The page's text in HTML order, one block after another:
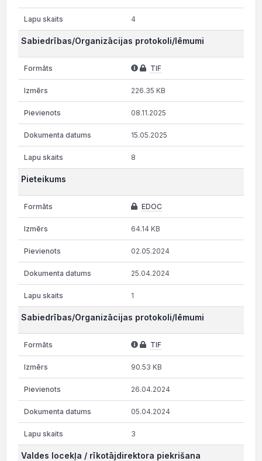
4
Sabiedrības/Organizācijas protokoli/lēmumi
TIF
226.35 KB
08.11.2025
15.05.2025
8
Pieteikums
EDOC
64.14 KB
02.05.2024
25.04.2024
1
Sabiedrības/Organizācijas protokoli/lēmumi
TIF
90.53 KB
26.04.2024
05.04.2024
3
Valdes locekļa / rīkotājdirektora piekrišana